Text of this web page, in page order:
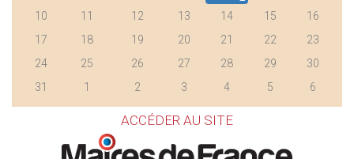
10
11 12 13 14 15
16
17
18 19 20 21 22
23
24
25 26 27 28 29
30
31
1 2 3 4 5 6
ACCÉDER AU SITE